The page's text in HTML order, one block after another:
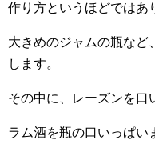
作り方というほどではあ
大きめのジャムの瓶など
します。
その中に、レーズンを口
ラム酒を瓶の口いっぱい